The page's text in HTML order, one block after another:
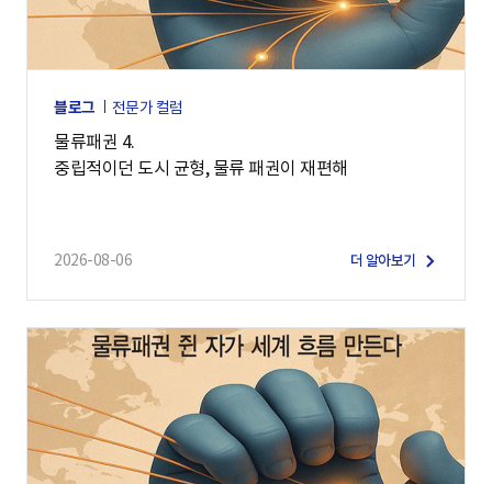
블로그 전문가 컬럼
물류패권 4.
중립적이던 도시 균형, 물류 패권이 재편해
2026-08-06 더 알아보기